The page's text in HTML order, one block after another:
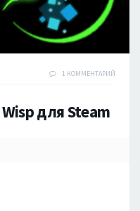
1 КОММЕНТАРИЙ
для Steam